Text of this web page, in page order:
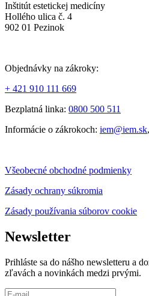
Inštitút estetickej medicíny
Hollého ulica č. 4
902 01 Pezinok
Objednávky na zákroky:
+ 421 910 111 669
Bezplatná linka: 0800 500 511
Informácie o zákrokoch: iem@iem.sk,
Všeobecné obchodné podmienky
Zásady ochrany súkromia
Zásady používania súborov cookie
Newsletter
Prihláste sa do nášho newsletteru a
zľavách a novinkách medzi prvými.